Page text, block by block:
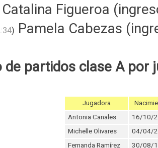
Catalina Figueroa
) Pamela Cabezas
de partidos clase A por
Jugadora
Antonia Canales
16/10/
Michelle Olivares
04/04/
Fernanda Ramírez
30/08/